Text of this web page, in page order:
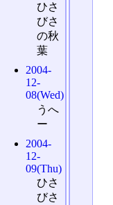
ひさ
びさ
の秋
葉
2004-
12-
08(Wed)
うへ
ー
2004-
12-
09(Thu)
ひさ
びさ